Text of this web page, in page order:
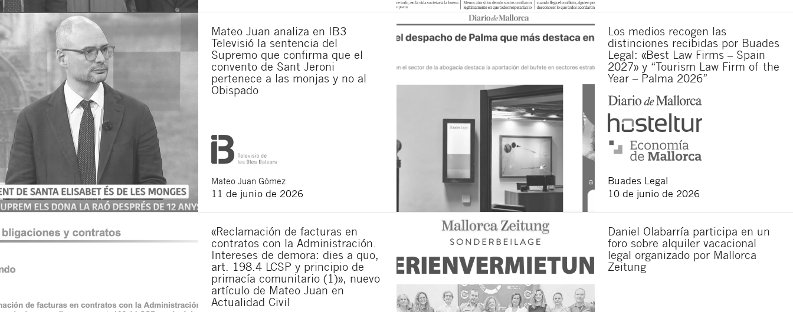
Mateo Juan analiza en IB3
Televisió la sentencia del
Supremo que confirma que el
convento de Sant Jeroni
pertenece a las monjas y no al
Obispado
Mateo Juan Gómez
11 de junio de 2026
Los medios recogen las
distinciones recibidas por Buades
Legal: «Best Law Firms – Spain
2027» y “Tourism Law Firm of the
Year – Palma 2026”
Buades Legal
10 de junio de 2026
«Reclamación de facturas en
contratos con la Administración.
Intereses de demora: dies a quo,
art. 198.4 LCSP y principio de
primacía comunitario (1)», nuevo
artículo de Mateo Juan en
Actualidad Civil
Daniel Olabarría participa en un
foro sobre alquiler vacacional
legal organizado por Mallorca
Zeitung
Acepto recibir comunicaciones sobre nuevos artículos legales.
Acepto las
de esta web.
Al pulsar el botón de envío manifiesta haber leído la siguiente información básica sobre privacidad: El responsable del tratamiento
es Buades Legal S.L. La finalidad es la atención a su solicitud. Tiene derecho a acceder, rectificar y suprimir los datos, así como
otros derechos como se explica en lapolítica de privacidad de nuestra web